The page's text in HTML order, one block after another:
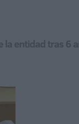
la entidad tras 6